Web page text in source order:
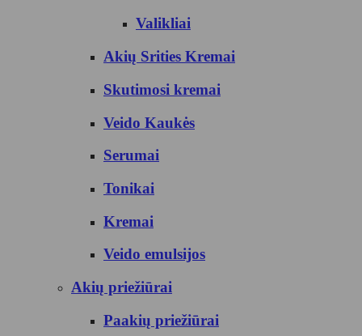
Valikliai
Akių Srities Kremai
Skutimosi kremai
Veido Kaukės
Serumai
Tonikai
Kremai
Veido emulsijos
Akių priežiūrai
Paakių priežiūrai